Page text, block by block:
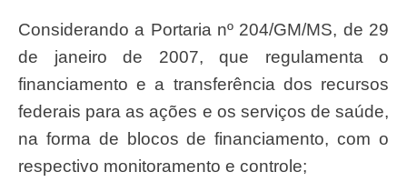
Considerando a Portaria nº 204/GM/MS, de 29
de janeiro de 2007, que regulamenta o
financiamento e a transferência dos recursos
federais para as ações e os serviços de saúde,
na forma de blocos de financiamento, com o
respectivo monitoramento e controle;